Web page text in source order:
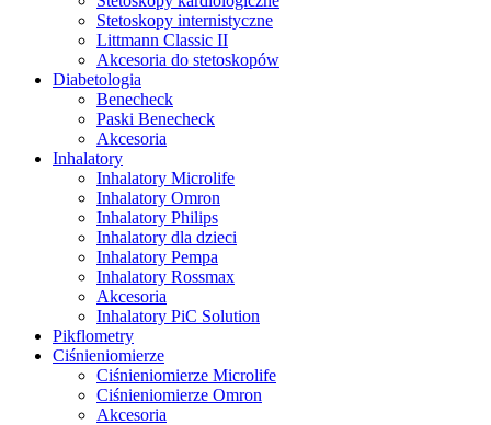
Stetoskopy internistyczne
Littmann Classic II
Akcesoria do stetoskopów
Diabetologia
Benecheck
Paski Benecheck
Akcesoria
Inhalatory
Inhalatory Microlife
Inhalatory Omron
Inhalatory Philips
Inhalatory dla dzieci
Inhalatory Pempa
Inhalatory Rossmax
Akcesoria
Inhalatory PiC Solution
Pikflometry
Ciśnieniomierze
Ciśnieniomierze Microlife
Ciśnieniomierze Omron
Akcesoria